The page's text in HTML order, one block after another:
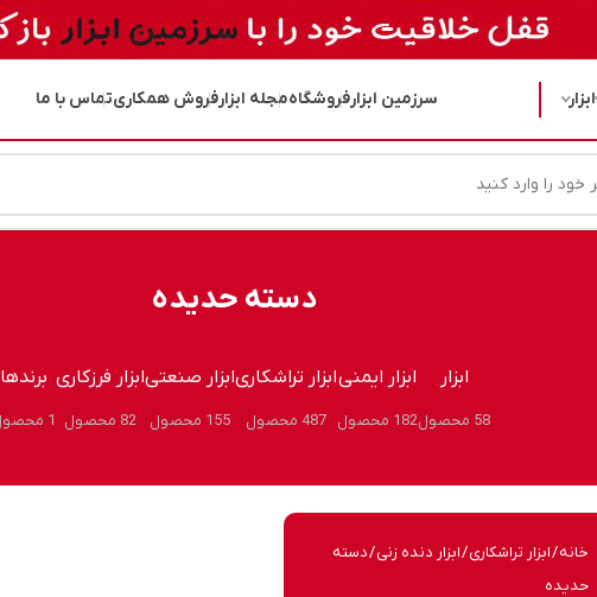
ابزار سرزمین ابزارفروشگاهمجله ابزارفروش همکاریتماس با ما
دسته حدیده
ابزار
58 محصول
ابزار ایمنی
182 محصول
ابزار تراشکاری
487 محصول
ابزار صنعتی
155 محصول
ابزار فرزکاری
82 محصول
برندها
1 محصول
خانه/ابزار تراشکاری/ابزار دنده زنی/ دسته
حدیده